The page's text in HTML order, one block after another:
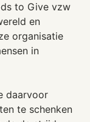
to Give vzw
en
organisatie
in
daarvoor
te schenken